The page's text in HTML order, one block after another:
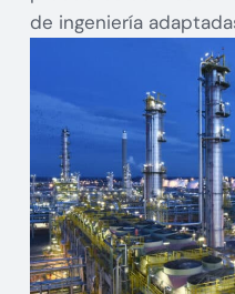
de ingeniería